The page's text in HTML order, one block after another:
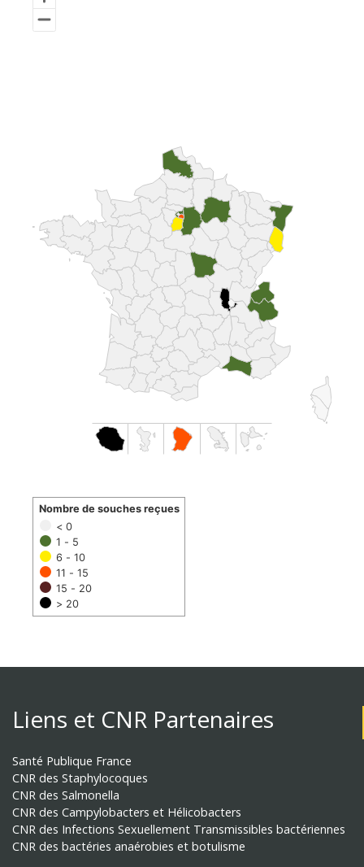
< 0
1 - 5
6 - 10
11 - 15
15 - 20
> 20
Nombre de souches reçues
Liens et CNR Partenaires
Santé Publique France
CNR des Staphylocoques
CNR des Salmonella
CNR des Campylobacters et Hélicobacters
CNR des Infections Sexuellement Transmissibles bactériennes
CNR des bactéries anaérobies et botulisme